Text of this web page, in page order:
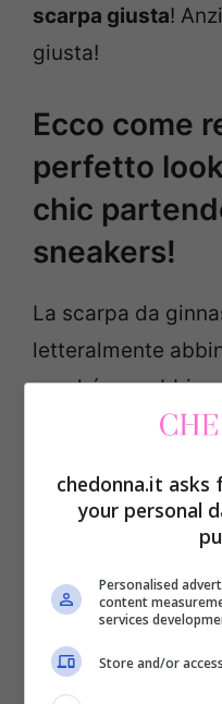
scarpa giusta!
giusta!
Ecco come
perfetto
chic
sneakers!
La scarpa da
letteralmente
perché non
il pranzo della
chedonna.it asks
your personal
Personalised
content
services
Store and/or